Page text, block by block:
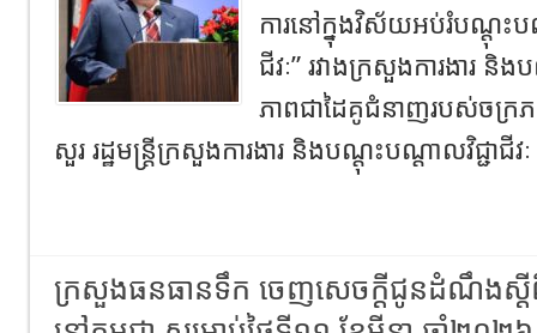
ការនៅក្នុងវិស័យអប់រំបណ្តុះប
ជីវៈ” រវាងក្រសួងការងារ និ
ភាពជាដៃគូជំនាញរបស់ចក្
សួរ រដ្ឋមន្ត្រីក្រសួងការងារ និងបណ្ដុះបណ្ដាលវិជ្ជាជីវ
ក្រសួងធនធានទឹក​ ចេញសេចក្ដីជូនដំណឹង​ស្តី